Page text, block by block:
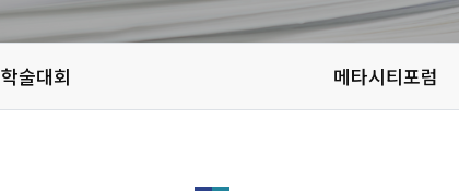
학술대회 메타시티포럼